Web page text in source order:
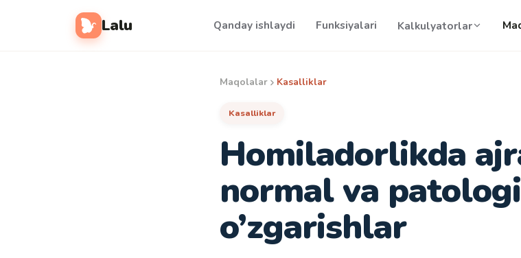
Lalu Qanday ishlaydi Funksiyalari Kalkulyatorlar
Maqolalar Kasalliklar
Kasalliklar
Homiladorlikda
normal va
o’zgarishlar